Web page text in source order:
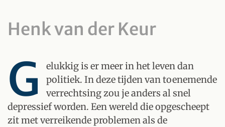
Henk van der Keur
G
elukkig is er meer in het leven dan
politiek. In deze tijden van toenemende
verrechtsing zou je anders al snel
depressief worden. Een wereld die opgescheept
zit met verreikende problemen als de